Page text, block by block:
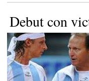
Debut con